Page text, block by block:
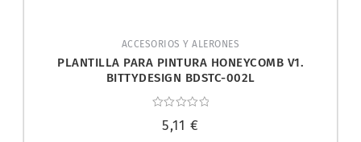
ACCESORIOS Y ALERONES
PLANTILLA PARA PINTURA HONEYCOMB V1.
BITTYDESIGN BDSTC-002L
con5,11 €